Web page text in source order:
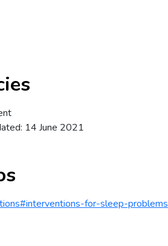
14 June 2021
for-sleep-problems